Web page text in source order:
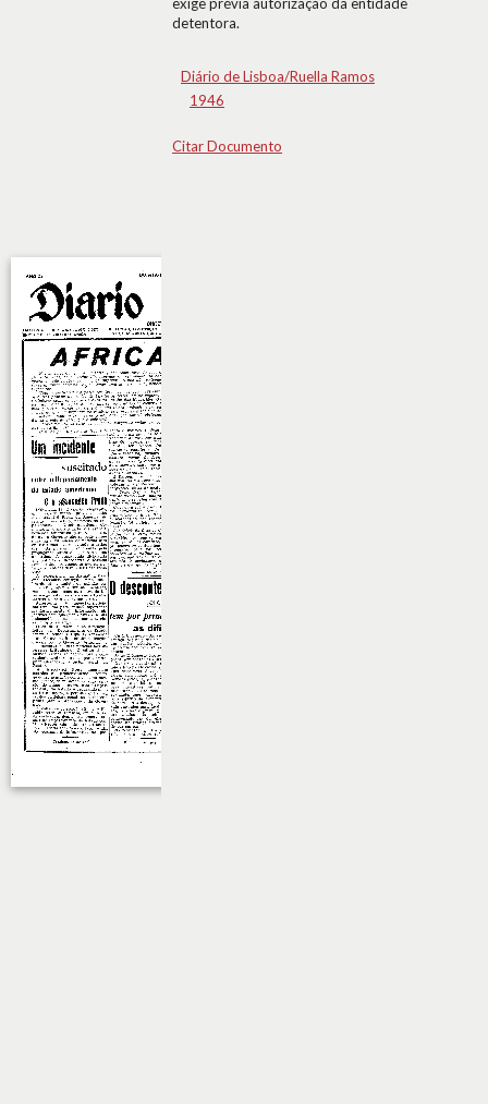
detentora.
Diário de Lisboa/Ruella Ramos
1946
Citar Documento